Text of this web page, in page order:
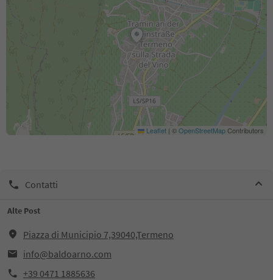
Leaflet | ©OpenStreetMapContributors
Contatti
Alte Post
Piazza di Municipio 7,39040,Termeno
info@baldoarno.com
+39 0471 1885636